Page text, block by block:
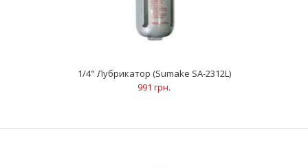
1/4" Лубрикатор (Sumake SA-2312L)
991 грн.